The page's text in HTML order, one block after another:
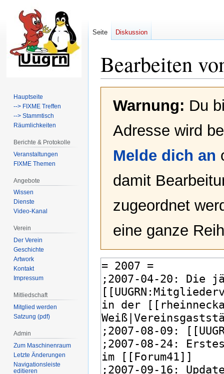
Bearbeiten
Navigation
SucheWarnung: Du
Adresse wird
Melde dich an
damit
zugeordnet
eine ganze
Seite Diskussion
Hauptseite
--> FIXME Treffen
--> Stammtisch
Räumlichkeiten
Berichte & Protokolle
Veranstaltungen
FIXME Themen
Angebote
Wissen
Dienste
Video-Kanal
Verein
Der Verein
Geschichte
Artwork
Kontakt
Impressum
Mitliedschaft
Mitglied werden
Satzung (pdf)
Admin
Zum Maschinenraum
Letzte Änderungen
Navigationsleiste
editieren